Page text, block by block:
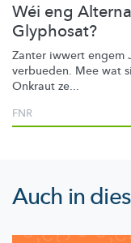
Wéi eng
Glyphosat?
Zanter iwwert engem
verbueden. Mee wat
Onkraut ze...
FNR
Auch in